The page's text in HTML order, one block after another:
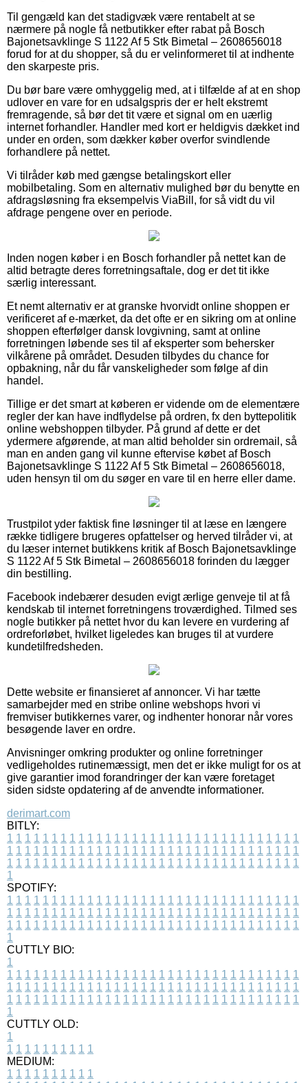
Til gengæld kan det stadigvæk være rentabelt at se
nærmere på nogle få netbutikker efter rabat på Bosch
Bajonetsavklinge S 1122 Af 5 Stk Bimetal – 2608656018
forud for at du shopper, så du er velinformeret til at indhente
den skarpeste pris.
Du bør bare være omhyggelig med, at i tilfælde af at en shop
udlover en vare for en udsalgspris der er helt ekstremt
fremragende, så bør det tit være et signal om en uærlig
internet forhandler. Handler med kort er heldigvis dækket ind
under en orden, som dækker køber overfor svindlende
forhandlere på nettet.
Vi tilråder køb med gængse betalingskort eller
mobilbetaling. Som en alternativ mulighed bør du benytte en
afdragsløsning fra eksempelvis ViaBill, for så vidt du vil
afdrage pengene over en periode.
Inden nogen køber i en Bosch forhandler på nettet kan de
altid betragte deres forretningsaftale, dog er det tit ikke
særlig interessant.
Et nemt alternativ er at granske hvorvidt online shoppen er
verificeret af e-mærket, da det ofte er en sikring om at online
shoppen efterfølger dansk lovgivning, samt at online
forretningen løbende ses til af eksperter som behersker
vilkårene på området. Desuden tilbydes du chance for
opbakning, når du får vanskeligheder som følge af din
handel.
Tillige er det smart at køberen er vidende om de elementære
regler der kan have indflydelse på ordren, fx den byttepolitik
online webshoppen tilbyder. På grund af dette er det
ydermere afgørende, at man altid beholder sin ordremail, så
man en anden gang vil kunne eftervise købet af Bosch
Bajonetsavklinge S 1122 Af 5 Stk Bimetal – 2608656018,
uden hensyn til om du søger en vare til en herre eller dame.
Trustpilot yder faktisk fine løsninger til at læse en længere
række tidligere brugeres opfattelser og herved tilråder vi, at
du læser internet butikkens kritik af Bosch Bajonetsavklinge
S 1122 Af 5 Stk Bimetal – 2608656018 forinden du lægger
din bestilling.
Facebook indebærer desuden evigt ærlige genveje til at få
kendskab til internet forretningens troværdighed. Tilmed ses
nogle butikker på nettet hvor du kan levere en vurdering af
ordreforløbet, hvilket ligeledes kan bruges til at vurdere
kundetilfredsheden.
Dette website er finansieret af annoncer. Vi har tætte
samarbejder med en stribe online webshops hvori vi
fremviser butikkernes varer, og indhenter honorar når vores
besøgende laver en ordre.
Anvisninger omkring produkter og online forretninger
vedligeholdes rutinemæssigt, men det er ikke muligt for os at
give garantier imod forandringer der kan være foretaget
siden sidste opdatering af de anvendte informationer.
derimart.com
BITLY:
1 1 1 1 1 1 1 1 1 1 1 1 1 1 1 1 1 1 1 1 1 1 1 1 1 1 1 1 1 1 1 1 1
1 1 1 1 1 1 1 1 1 1 1 1 1 1 1 1 1 1 1 1 1 1 1 1 1 1 1 1 1 1 1 1 1
1 1 1 1 1 1 1 1 1 1 1 1 1 1 1 1 1 1 1 1 1 1 1 1 1 1 1 1 1 1 1 1 1
1
SPOTIFY:
1 1 1 1 1 1 1 1 1 1 1 1 1 1 1 1 1 1 1 1 1 1 1 1 1 1 1 1 1 1 1 1 1
1 1 1 1 1 1 1 1 1 1 1 1 1 1 1 1 1 1 1 1 1 1 1 1 1 1 1 1 1 1 1 1 1
1 1 1 1 1 1 1 1 1 1 1 1 1 1 1 1 1 1 1 1 1 1 1 1 1 1 1 1 1 1 1 1 1
1
CUTTLY BIO:
1
1 1 1 1 1 1 1 1 1 1 1 1 1 1 1 1 1 1 1 1 1 1 1 1 1 1 1 1 1 1 1 1 1
1 1 1 1 1 1 1 1 1 1 1 1 1 1 1 1 1 1 1 1 1 1 1 1 1 1 1 1 1 1 1 1 1
1 1 1 1 1 1 1 1 1 1 1 1 1 1 1 1 1 1 1 1 1 1 1 1 1 1 1 1 1 1 1 1 1
1
CUTTLY OLD:
1
1 1 1 1 1 1 1 1 1 1
MEDIUM:
1 1 1 1 1 1 1 1 1 1